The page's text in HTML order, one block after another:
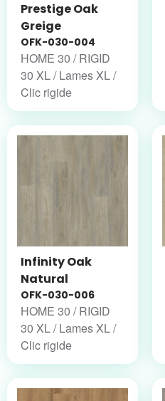
Prestige Oak
Greige
OFK-030-004
HOME 30 / RIGID
30 XL / Lames XL /
Clic rigide
Infinity Oak
Natural
OFK-030-006
HOME 30 / RIGID
30 XL / Lames XL /
Clic rigide